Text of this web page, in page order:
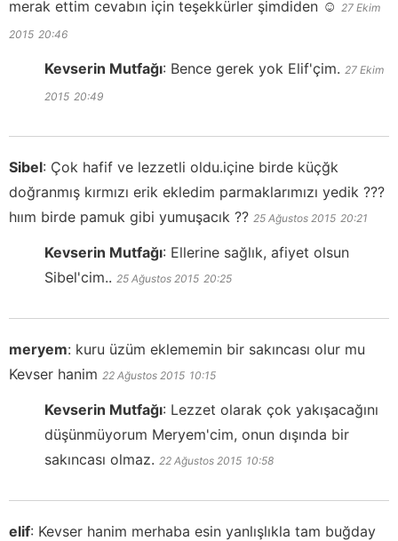
merak ettim cevabın için teşekkürler şimdiden ☺️ 27 Ekim
2015 20:46
Kevserin Mutfağı: Bence gerek yok Elif'çim. 27 Ekim
2015 20:49
Sibel: Çok hafif ve lezzetli oldu.içine birde küçğk
doğranmış kırmızı erik ekledim parmaklarımızı yedik ???
hıım birde pamuk gibi yumuşacık ?? 25 Ağustos 2015 20:21
Kevserin Mutfağı: Ellerine sağlık, afiyet olsun
Sibel'cim.. 25 Ağustos 2015 20:25
meryem: kuru üzüm eklememin bir sakıncası olur mu
Kevser hanim 22 Ağustos 2015 10:15
Kevserin Mutfağı: Lezzet olarak çok yakışacağını
düşünmüyorum Meryem'cim, onun dışında bir
sakıncası olmaz. 22 Ağustos 2015 10:58
elif: Kevser hanim merhaba esin yanlışlıkla tam buğday